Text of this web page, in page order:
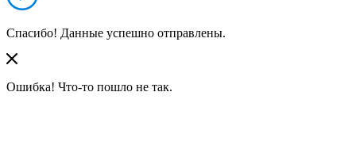
Спасибо! Данные успешно отправлены.
Ошибка! Что-то пошло не так.